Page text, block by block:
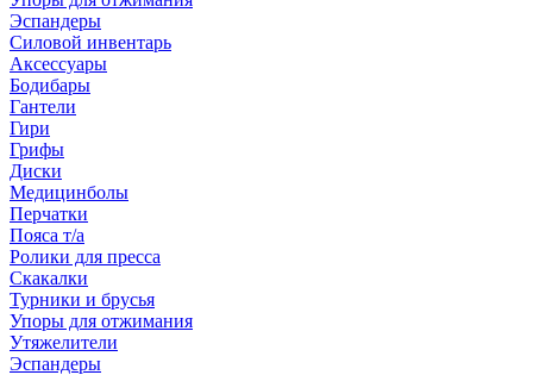
Эспандеры
Силовой инвентарь
Аксессуары
Бодибары
Гантели
Гири
Грифы
Диски
Медицинболы
Перчатки
Пояса т/а
Ролики для пресса
Скакалки
Турники и брусья
Упоры для отжимания
Утяжелители
Эспандеры